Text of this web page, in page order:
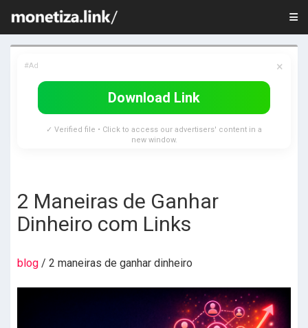
#Ad ×
Download Link
✓ Verified file • Click to access our advertisers' content in a
new window.
2 Maneiras de Ganhar
Dinheiro com Links
blog / 2 maneiras de ganhar dinheiro